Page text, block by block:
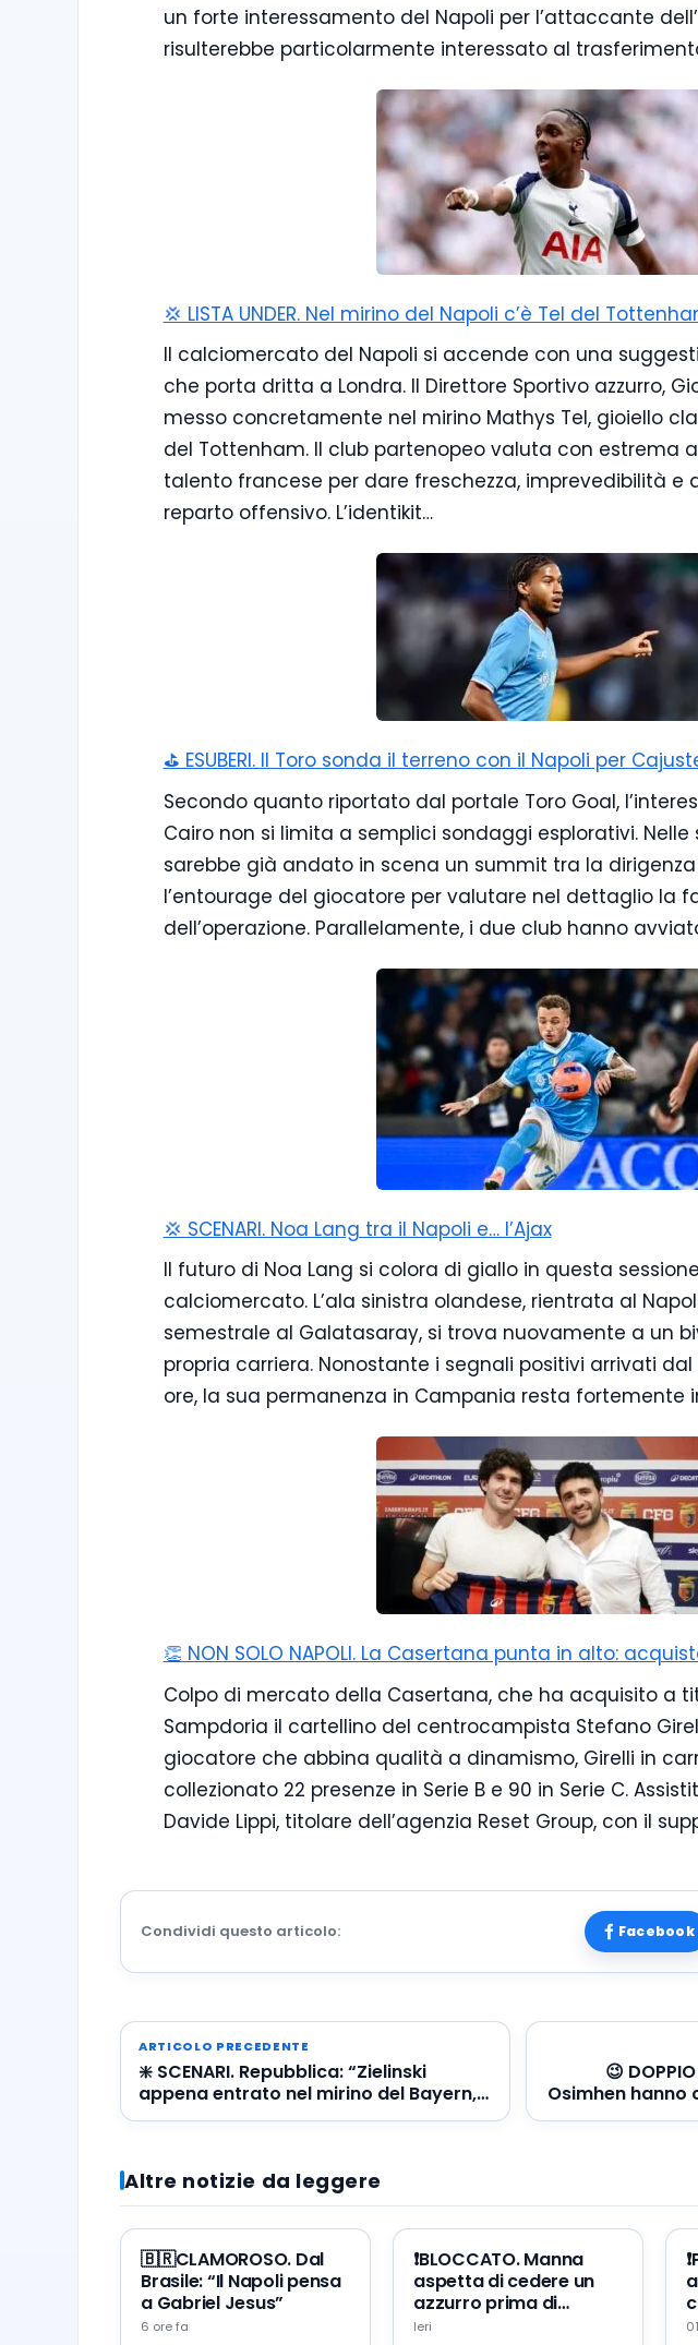
un forte interessamento del Napoli per l’attaccante
risulterebbe particolarmente interessato al
💢 LISTA UNDER. Nel mirino del Napoli c’è Tel del
Il calciomercato del Napoli si accende con una
che porta dritta a Londra. Il Direttore Sportivo azzurro,
messo concretamente nel mirino Mathys Tel, gioiello
del Tottenham. Il club partenopeo valuta con estrema
talento francese per dare freschezza, imprevedibilità e
reparto offensivo. L’identikit…
⛳ ESUBERI. Il Toro sonda il terreno con il Napoli per
Secondo quanto riportato dal portale Toro Goal,
Cairo non si limita a semplici sondaggi esplorativi. Nelle
sarebbe già andato in scena un summit tra la dirigenza
l’entourage del giocatore per valutare nel dettaglio la
dell’operazione. Parallelamente, i due club hanno
💢 SCENARI. Noa Lang tra il Napoli e… l’Ajax
Il futuro di Noa Lang si colora di giallo in questa
calciomercato. L’ala sinistra olandese, rientrata al
semestrale al Galatasaray, si trova nuovamente a un
propria carriera. Nonostante i segnali positivi arrivati
ore, la sua permanenza in Campania resta fortemente
👏 NON SOLO NAPOLI. La Casertana punta in alto:
Colpo di mercato della Casertana, che ha acquisito a
Sampdoria il cartellino del centrocampista Stefano
giocatore che abbina qualità a dinamismo, Girelli in
collezionato 22 presenze in Serie B e 90 in Serie C.
Davide Lippi, titolare dell’agenzia Reset Group, con il
Condividi questo articolo: Facebook
ARTICOLO PRECEDENTE
❇️ SCENARI. Repubblica: “Zielinski
appena entrato nel mirino del Bayern,
Petagna possibile contropartita per
😉
Osimhen hanno
e
Altre notizie da leggere
🇧🇷CLAMOROSO. Dal
Brasile: “Il Napoli pensa
a Gabriel Jesus”
6 ore fa
❗️BLOCCATO. Manna
aspetta di cedere un
azzurro prima di
portare Zeballos al
Ieri